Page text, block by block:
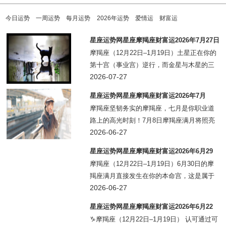
今日运势 一周运势 每月运势 2026年运势 爱情运 财富运
星座运势网星座摩羯座财富运2026年7月27日
–8月2日
摩羯座（12月22日–1月19日）土星正在你的
第十宫（事业宫）逆行，而金星与木星的三
分相照亮了你的第十宫。上班族：职场上可
一个更基础、更细致的工作，而暂时放下
2026-07-27
星座运势网星座摩羯座财富运2026年7月
摩羯座坚韧务实的摩羯座，七月是你职业道
路上的高光时刻！7月8日摩羯座满月将照亮
你的第一宫，也就是代表你个人形象和目标
班族来说，你的出色表现将赢得上司和同事
的赞赏，
2026-06-27
星座运势网星座摩羯座财富运2026年6月29
日-7月5日
摩羯座（12月22日–1月19日）6月30日的摩
羯座满月直接发生在你的本命宫，这是属于
摩羯座的一周。上班族：满月照亮你的事业
本周得到一个清晰的答案——可能是期待已
2026-06-27
星座运势网星座摩羯座财富运2026年6月22
日-28日
♑摩羯座（12月22日–1月19日） 认可通过可